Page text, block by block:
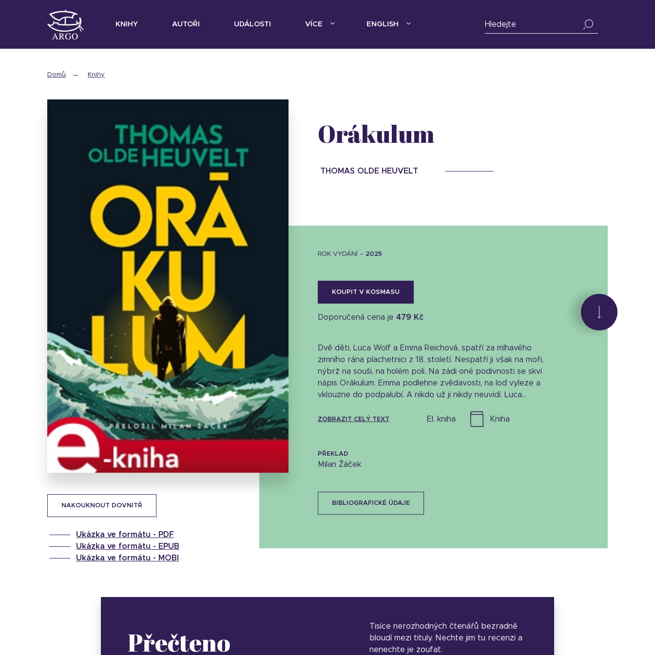
KNIHY AUTOŘI UDÁLOSTI VÍCE ENGLISH
Domů Knihy
36.83 KB
NAKOUKNOUT DOVNITŘ
Ukázka ve formátu - PDF
Ukázka ve formátu - EPUB
Ukázka ve formátu - MOBI
Orákulum
THOMAS OLDE HEUVELT
ROK VYDÁNÍ – 2025
KOUPIT V KOSMASU
Doporučená cena je 479 Kč
Dvě děti, Luca Wolf a Emma Reichová, spatří za mlhavého
zimního rána plachetnici z 18. století. Nespatří ji však na moři,
nýbrž na souši, na holém poli. Na zádi oné podivnosti se skví
nápis Orákulum. Emma podlehne zvědavosti, na loď vyleze a
vklouzne do podpalubí. A nikdo už ji nikdy neuvidí. Luca...
ZOBRAZIT CELÝ TEXT el. kniha kniha
PŘEKLAD
Milan Žáček
BIBLIOGRAFICKÉ ÚDAJE
Přečteno
Tisíce nerozhodných čtenářů bezradně
bloudí mezi tituly. Nechte jim tu recenzi a
nenechte je zoufat.